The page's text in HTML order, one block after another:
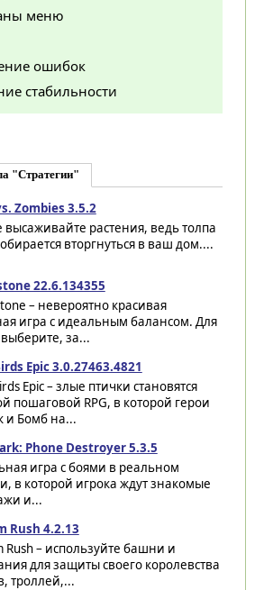
меню
ошибок
стабильности
"Стратегии"
Zombies 3.5.2
высаживайте растения, ведь толпа
вторгнуться в ваш дом....
22.6.134355
– невероятно красивая
игра с идеальным балансом. Для
за...
Epic 3.0.27463.4821
Epic – злые птички становятся
пошаговой RPG, в которой герои
и Бомб на...
Phone Destroyer 5.3.5
игра с боями в реальном
в которой игрока ждут знакомые
и...
Rush 4.2.13
Rush – используйте башни и
для защиты своего королевства
троллей,...